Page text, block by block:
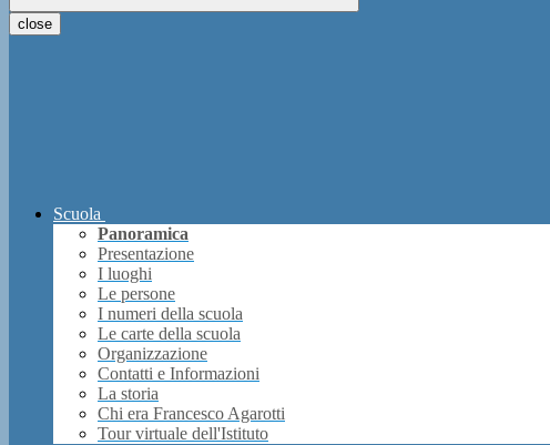
close
Scuola
Panoramica
Presentazione
I luoghi
Le persone
I numeri della scuola
Le carte della scuola
Organizzazione
Contatti e Informazioni
La storia
Chi era Francesco Agarotti
Tour virtuale dell'Istituto